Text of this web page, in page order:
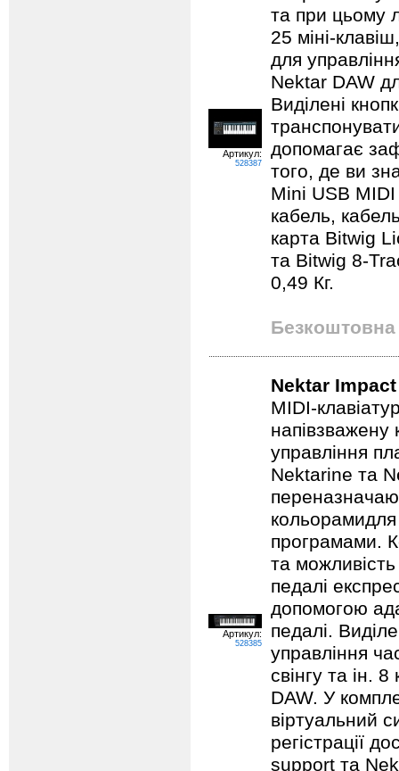
Артикул:
528387
та при цьому
25 міні-
для
Nektar DAW
Виділені
допомагає
того, де ви
Mini USB MIDI
кабель,
карта Bitwig
та Bitwig 8-
0,49 Кг.
Безкоштовна
Артикул:
528385
Nektar Impact
MIDI-
напівзважену
управління
Nektarine та
програмами.
та
педалі
допомогою
педалі.
управління
свінгу та ін.
DAW. У
віртуальний
регістрації
support та